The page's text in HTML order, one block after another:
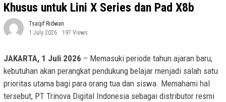
Khusus untuk Lini X Series dan Pad X8b
Tsaqif Ridwan
1 July 2026
197 Views
JAKARTA, 1 Juli 2026 – Memasuki periode tahun ajaran baru,
kebutuhan akan perangkat pendukung belajar menjadi salah satu
prioritas utama bagi para orang tua dan siswa. Memahami hal
tersebut, PT Trinova Digital Indonesia sebagai distributor resmi